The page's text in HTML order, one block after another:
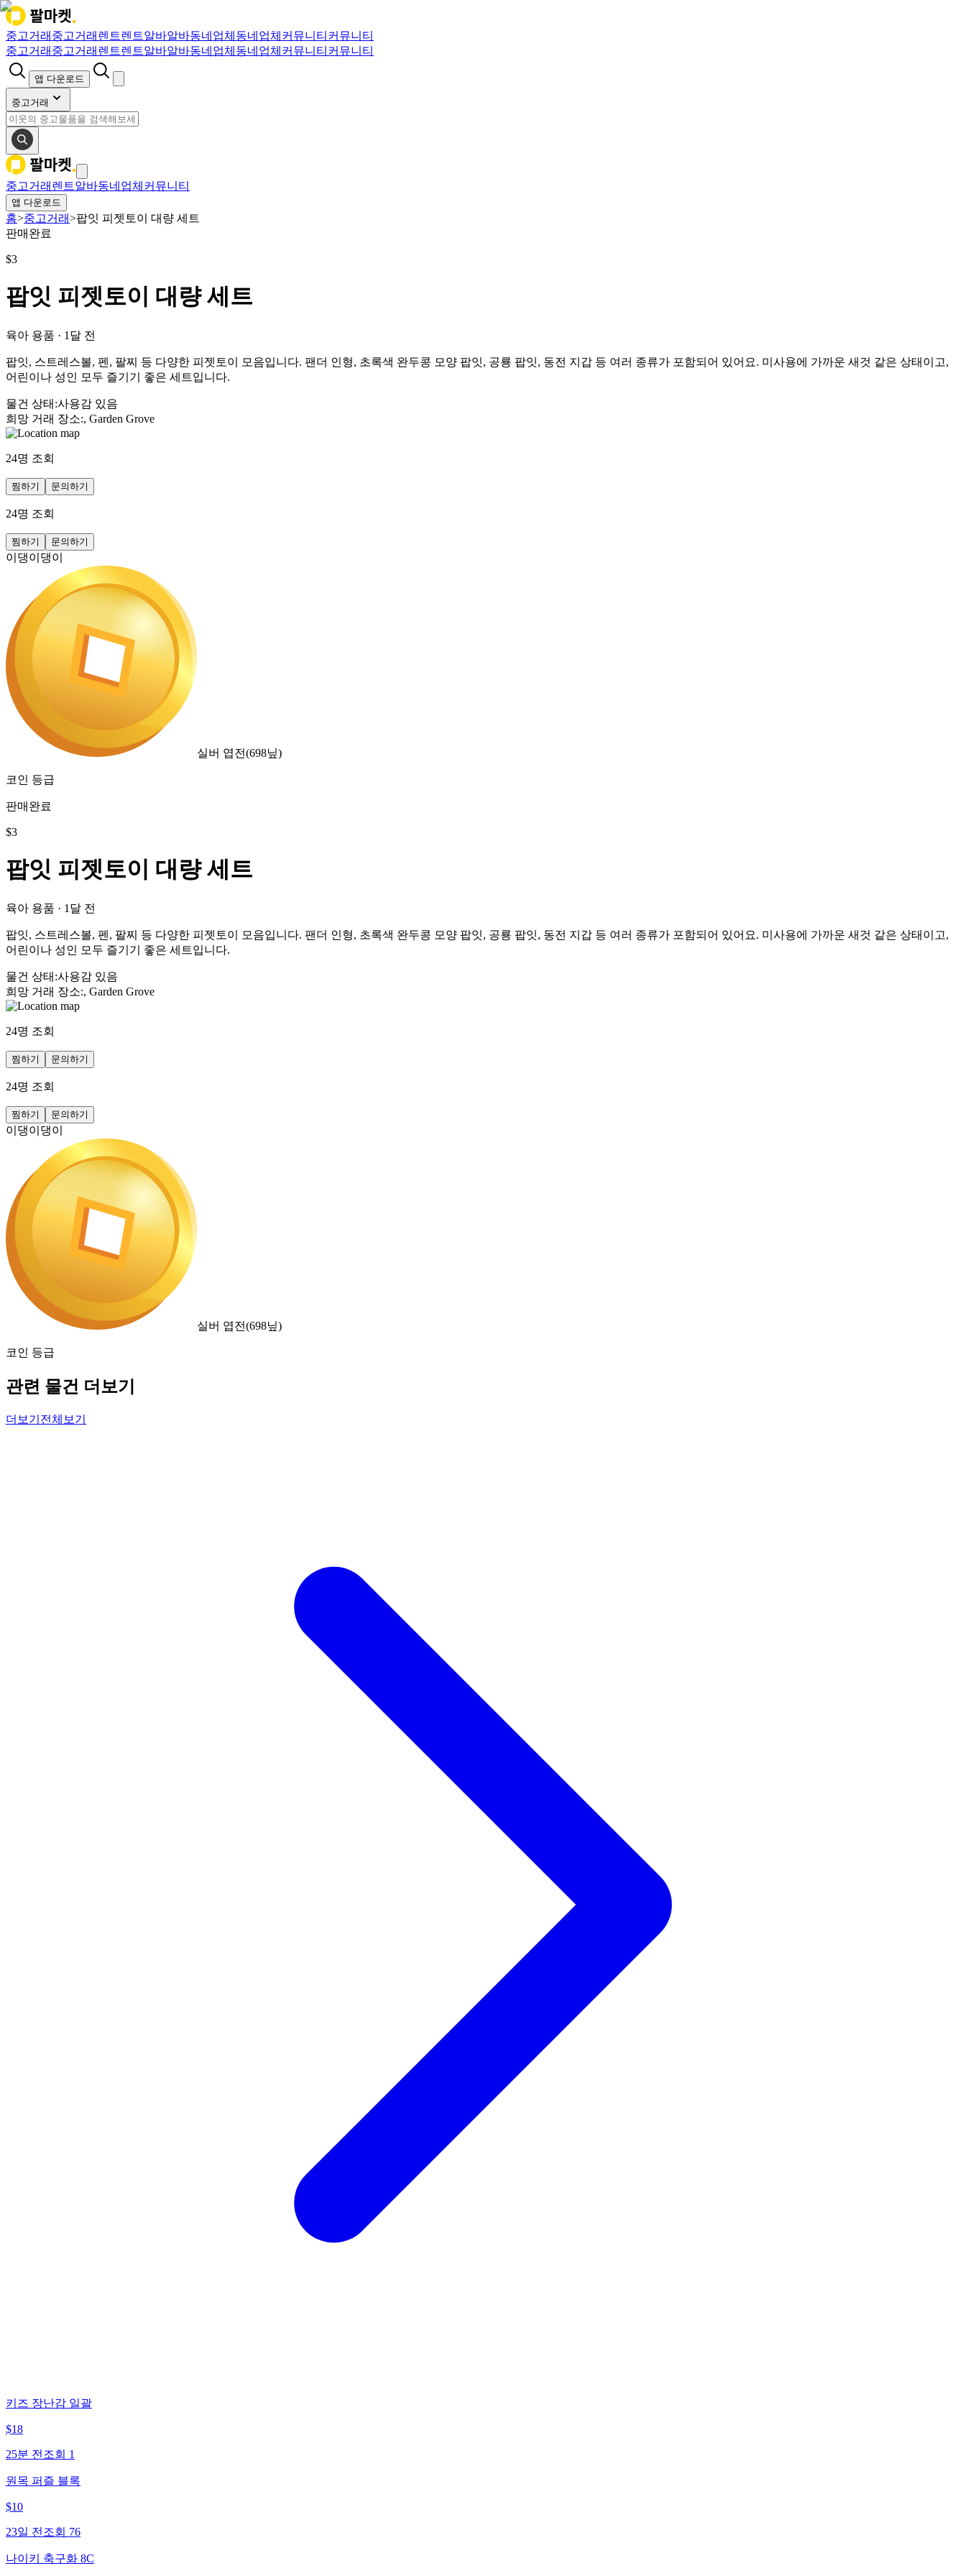
중고거래 중고거래 렌트렌트알바알바동네업체 동네업체 커뮤니티 커뮤니티
중고거래 중고거래 렌트렌트알바알바동네업체 동네업체 커뮤니티 커뮤니티
앱 다운로드
중고거래
중고거래 렌트알바동네업체 커뮤니티
앱 다운로드
홈>중고거래>팝잇 피젯토이 대량 세트
판매완료
$3
팝잇 피젯토이 대량 세트
육아 용품 · 1달 전
팝잇, 스트레스볼, 펜, 팔찌 등 다양한 피젯토이 모음입니다. 팬더 인형, 초록색 완두콩 모양 팝잇, 공룡 팝잇, 동전 지갑 등 여러 종류가 포함되어 있어요. 미사용에 가까운 새것 같은 상태이고,
어린이나 성인 모두 즐기기 좋은 세트입니다.
물건 상태 :사용감 있음
희망 거래 장소:, Garden Grove
24명 조회
찜하기 문의하기
24명 조회
찜하기 문의하기
이댕이댕이
실버 엽전(698닢)
코인 등급
판매완료
$3
팝잇 피젯토이 대량 세트
육아 용품 · 1달 전
팝잇, 스트레스볼, 펜, 팔찌 등 다양한 피젯토이 모음입니다. 팬더 인형, 초록색 완두콩 모양 팝잇, 공룡 팝잇, 동전 지갑 등 여러 종류가 포함되어 있어요. 미사용에 가까운 새것 같은 상태이고,
어린이나 성인 모두 즐기기 좋은 세트입니다.
물건 상태 :사용감 있음
희망 거래 장소:, Garden Grove
24명 조회
찜하기 문의하기
24명 조회
찜하기 문의하기
이댕이댕이
실버 엽전(698닢)
코인 등급
관련 물건 더보기
더보기 전체보기
키즈 장난감 일괄
$18
25분 전 조회 1
원목 퍼즐 블록
$10
23일 전 조회 76
나이키 축구화 8C